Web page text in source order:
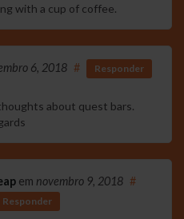
with a cup of coffee.
6, 2018 # Responder
about quest bars.
em novembro 9, 2018 #
Responder